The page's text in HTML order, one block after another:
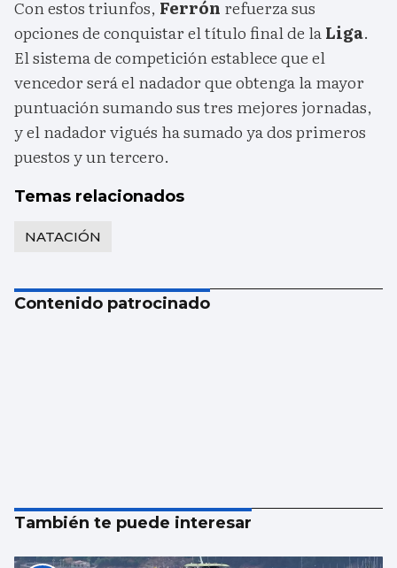
Con estos triunfos, Ferrón refuerza sus
opciones de conquistar el título final de laLiga.
El sistema de competición establece que el
vencedor será el nadador que obtenga la mayor
puntuación sumando sus tres mejores jornadas,
y el nadador vigués ha sumado ya dos primeros
puestos y un tercero.
Temas relacionados
NATACIÓN
Contenido patrocinado
También te puede interesar